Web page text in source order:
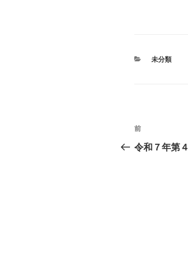
カ
未分類
投
稿
過
去
前
令和７年第